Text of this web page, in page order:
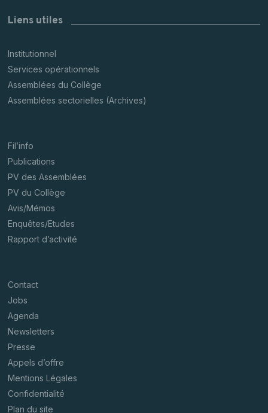
Liens utiles
Institutionnel
Services opérationnels
Assemblées du Collège
Assemblées sectorielles (Archives)
Fil’info
Publications
PV des Assemblées
PV du Collège
Avis/Mémos
Enquêtes/Etudes
Rapport d’activité
Contact
Jobs
Agenda
Newsletters
Presse
Appels d’offre
Mentions Légales
Confidentialité
Plan du site